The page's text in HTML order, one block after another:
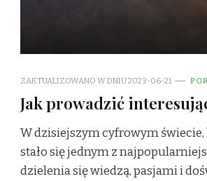
ZAKTUALIZOWANO W DNIU2023-06-21
Jak prowadzić
W dzisiejszym cyfrowym
stało się jednym z
dzielenia się wiedzą, pasjami i